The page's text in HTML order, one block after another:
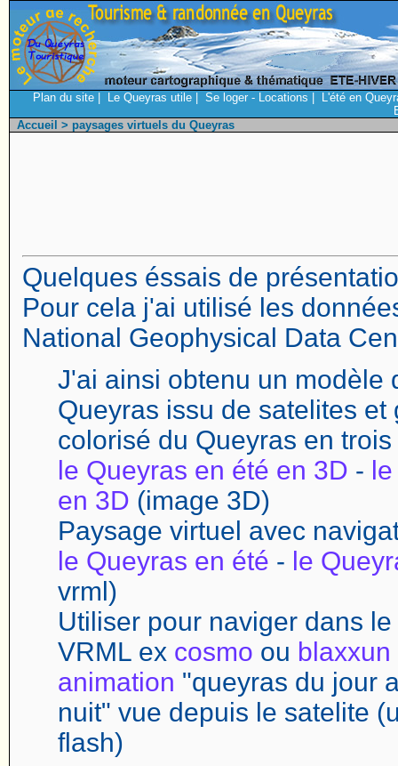
Plan du site Le Queyras utile Se loger - Locations
L'été en
Accueil > paysages virtuels du Queyras
Quelques éssais de
Pour cela j'ai utilisé les
National Geophysical Data
J'ai ainsi obtenu un modèle
Queyras issu de satelites
colorisé du Queyras en
le Queyras en été en 3D -
en 3D (image 3D)
Paysage virtuel avec
le Queyras en été - le
vrml)
Utiliser pour naviger dans
VRML ex cosmo ou blaxxun
animation "queyras du jour
nuit" vue depuis le satelite
flash)